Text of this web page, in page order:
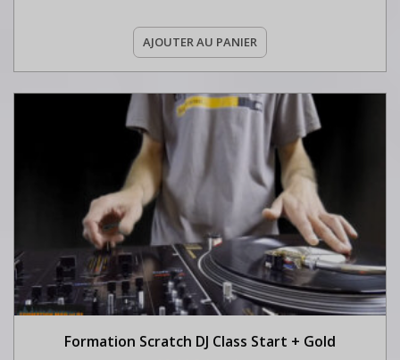
AJOUTER AU PANIER
Formation Scratch DJ Class Start + Gold